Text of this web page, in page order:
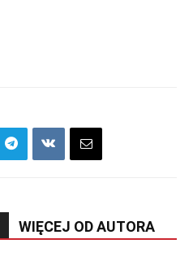
WIĘCEJ OD AUTORA